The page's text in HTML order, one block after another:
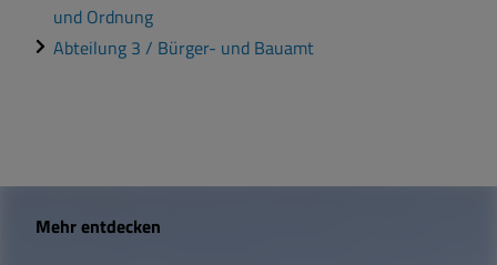
und Ordnung
Abteilung 3 / Bürger- und Bauamt
W
Mehr entdecken